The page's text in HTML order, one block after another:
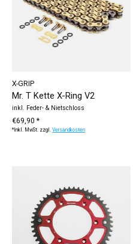
X-GRIP
Mr. T Kette X-Ring V2
inkl. Feder- & Nietschloss
€69,90 *
*Inkl. MwSt. zzgl.Versandkosten